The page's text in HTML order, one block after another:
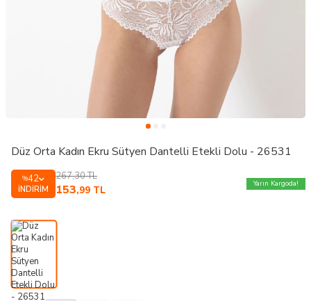
Düz Orta Kadın Ekru Sütyen Dantelli Etekli Dolu - 26531
%42
İNDIRIM
267,30TL
153,99 TL
Yarın Kargoda!